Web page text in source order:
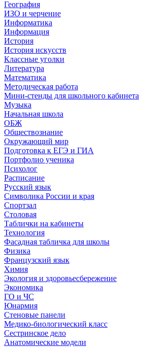
География
ИЗО и черчение
Информатика
Информация
История
История искусств
Классные уголки
Литература
Математика
Методическая работа
Мини-стенды для школьного кабинета
Музыка
Начальная школа
ОБЖ
Обществознание
Окружающий мир
Подготовка к ЕГЭ и ГИА
Портфолио ученика
Психолог
Расписание
Русский язык
Символика России и края
Спортзал
Столовая
Таблички на кабинеты
Технология
Фасадная табличка для школы
Физика
Французский язык
Химия
Экология и здоровьесбережение
Экономика
ГО и ЧС
Юнармия
Стеновые панели
Медико-биологический класс
Сестринское дело
Анатомические модели